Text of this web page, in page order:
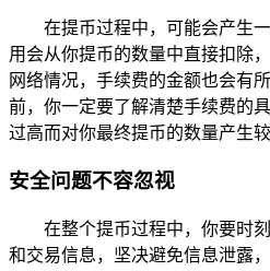
在提币过程中，可能会产生
用会从你提币的数量中直接扣除
网络情况，手续费的金额也会有
前，你一定要了解清楚手续费的
过高而对你最终提币的数量产生较
安全问题不容忽视
在整个提币过程中，你要时
和交易信息，坚决避免信息泄露